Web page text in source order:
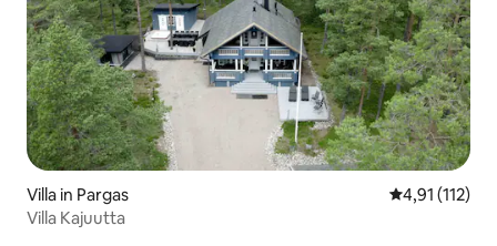
Villa in Pargas Gemiddelde
4,91 (112)
Villa Kajuutta